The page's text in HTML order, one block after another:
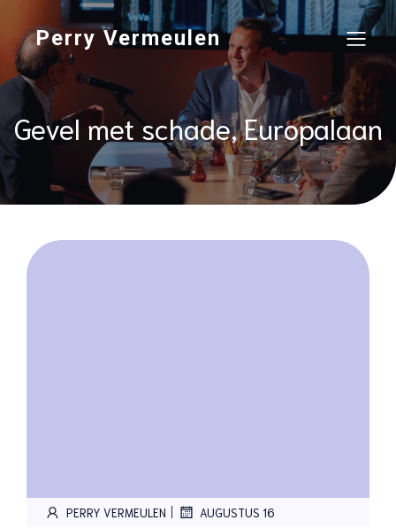
Perry Vermeulen
Gevel met schade, Europalaan
PERRY VERMEULEN | AUGUSTUS 16